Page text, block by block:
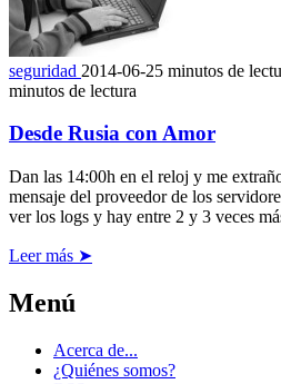
seguridad 2014-06-25 minutos de
minutos de lectura
Desde Rusia con Amor
Dan las 14:00h en el reloj y me
mensaje del proveedor de los
ver los logs y hay entre 2 y 3 veces
Leer más ➤
Menú
Acerca de...
¿Quiénes somos?